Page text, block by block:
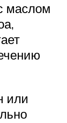
маслом
или